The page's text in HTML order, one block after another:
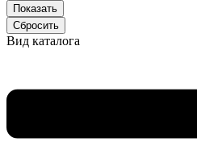
Вид каталога